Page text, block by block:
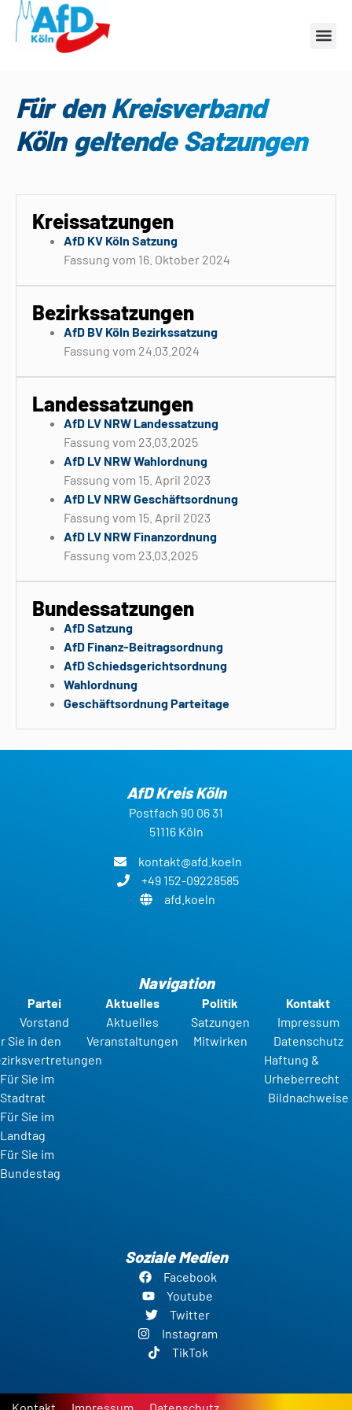
Für den Kreisverband
Köln geltende Satzungen
Kreissatzungen
AfD KV Köln Satzung
Fassung vom 16. Oktober 2024
Bezirkssatzungen
AfD BV Köln Bezirkssatzung
Fassung vom 24.03.2024
Landessatzungen
AfD LV NRW Landessatzung
Fassung vom 23.03.2025
AfD LV NRW Wahlordnung
Fassung vom 15. April 2023
AfD LV NRW Geschäftsordnung
Fassung vom 15. April 2023
AfD LV NRW Finanzordnung
Fassung vom 23.03.2025
Bundessatzungen
AfD Satzung
AfD Finanz-Beitragsordnung
AfD Schiedsgerichtsordnung
Wahlordnung
Geschäftsordnung Parteitage
AfD Kreis Köln
Postfach 90 06 31
51116 Köln
kontakt@afd.koeln
+49 152-09228585
afd.koeln
Navigation
Partei
Vorstand
Sie in den
Für Sie im
Stadtrat
Für Sie im
Landtag
Für Sie im
Bundestag
Aktuelles
Aktuelles
Veranstaltungen
Politik
Satzungen
Mitwirken
Kontakt
Impressum
Datenschutz
Haftung &
Urheberrecht
Bildnachweise
Soziale Medien
Facebook
Youtube
Twitter
Instagram
TikTok